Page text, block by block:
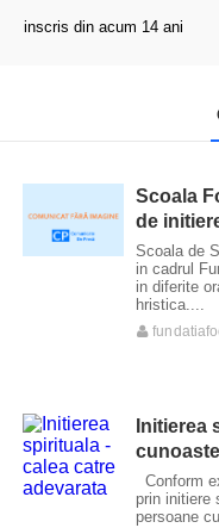
inscris din acum 14 ani
Scoala
de
Scoala de
in cadrul
in diferite
hristica....
Initierea
Conform
prin initiere
persoane